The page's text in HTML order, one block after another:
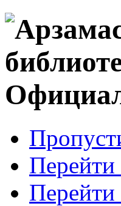
Перейти